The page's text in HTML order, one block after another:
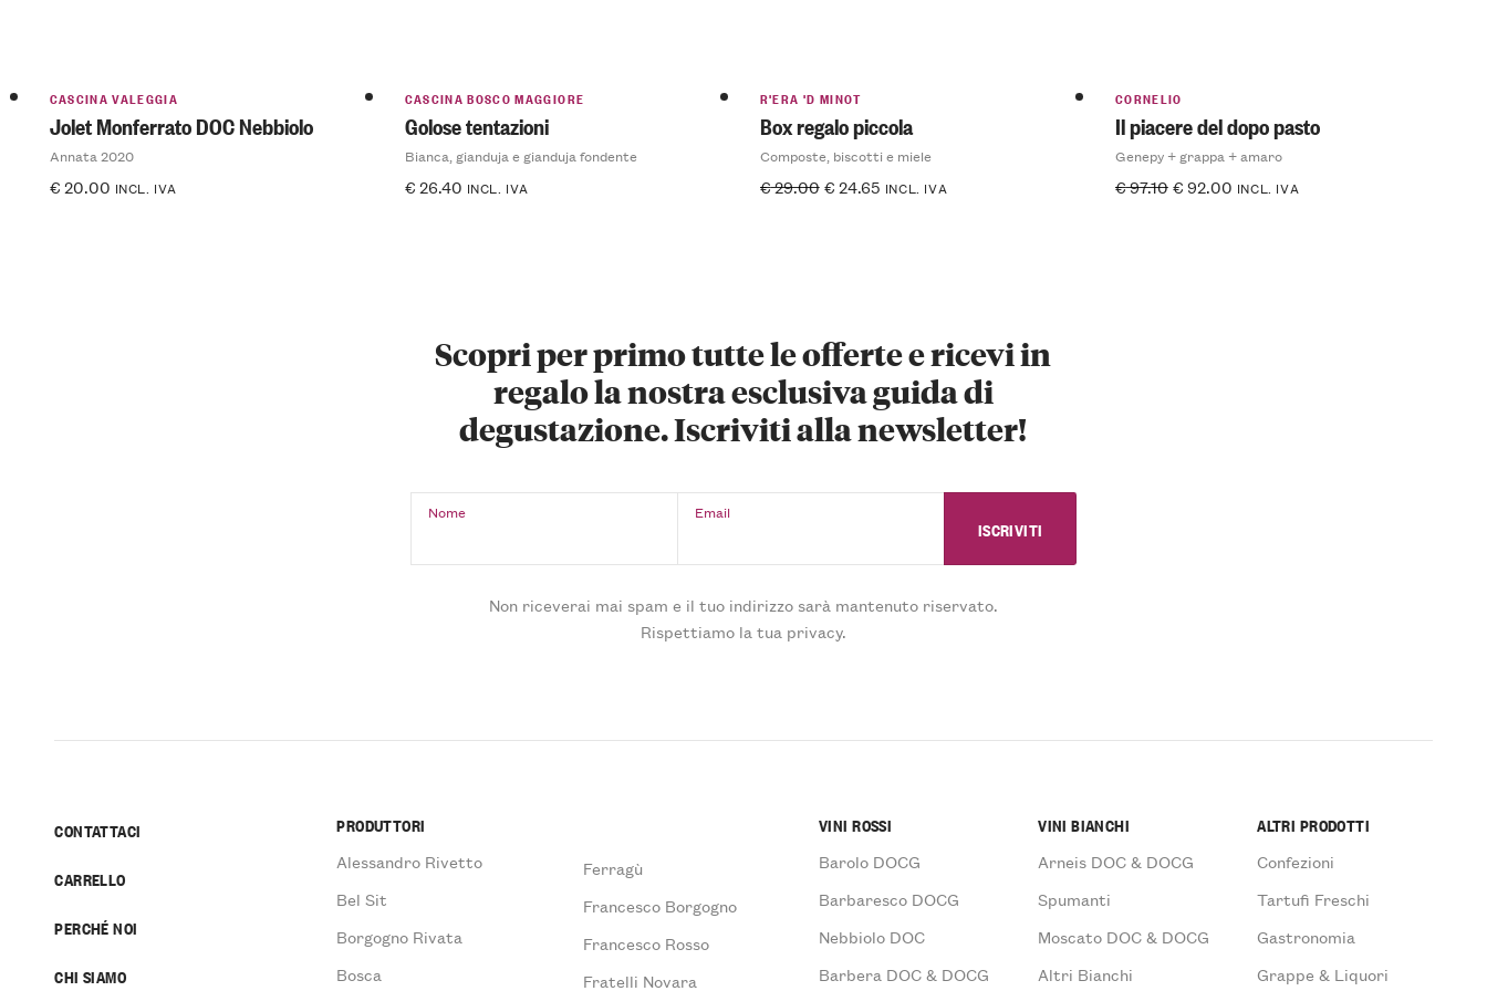
CASCINA VALEGGIA
Jolet Monferrato DOC Nebbiolo
Annata 2020
€20.00 INCL. IVA
CASCINA BOSCO MAGGIORE
Golose tentazioni
Bianca, gianduja e gianduja fondente
€26.40 INCL. IVA
R'ERA 'D MINOT
Box regalo piccola
Composte, biscotti e miele
€29.00 €24.65 INCL. IVA
CORNELIO
Il piacere del dopo pasto
Genepy + grappa + amaro
€97.10€92.00 INCL. IVA
Scopri per primo tutte le offerte e ricevi in
regalo la nostra esclusiva guida di
degustazione. Iscriviti alla newsletter!
Nome Email
Non riceverai mai spam e il tuo indirizzo sarà mantenuto riservato.
Rispettiamo la tua privacy.
CONTATTACI
CARRELLO
PERCHÉ NOI
CHI SIAMO
PRODUTTORI
Alessandro Rivetto
Bel Sit
Borgogno Rivata
Bosca
Ferragù
Francesco Borgogno
Francesco Rosso
Fratelli Novara
VINI ROSSI
Barolo DOCG
Barbaresco DOCG
Nebbiolo DOC
Barbera DOC & DOCG
VINI BIANCHI
Arneis DOC & DOCG
Spumanti
Moscato DOC & DOCG
Altri Bianchi
ALTRI PRODOTTI
Confezioni
Tartufi Freschi
Gastronomia
Grappe & Liquori